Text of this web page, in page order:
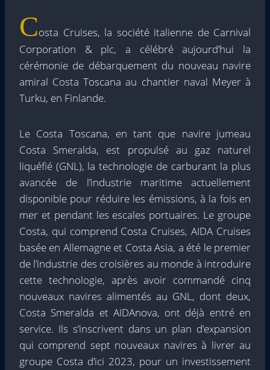
Costa Cruises, la société italienne de Carnival
Corporation & plc, a célébré aujourd’hui la
cérémonie de débarquement du nouveau navire
amiral Costa Toscana au chantier naval Meyer à
Turku, en Finlande.
Le Costa Toscana, en tant que navire jumeau
Costa Smeralda, est propulsé au gaz naturel
liquéfié (GNL), la technologie de carburant la plus
avancée de l’industrie maritime actuellement
disponible pour réduire les émissions, à la fois en
mer et pendant les escales portuaires. Le groupe
Costa, qui comprend Costa Cruises, AIDA Cruises
basée en Allemagne et Costa Asia, a été le premier
de l’industrie des croisières au monde à introduire
cette technologie, après avoir commandé cinq
nouveaux navires alimentés au GNL, dont deux,
Costa Smeralda et AIDAnova, ont déjà entré en
service. Ils s’inscrivent dans un plan d’expansion
qui comprend sept nouveaux navires à livrer au
groupe Costa d’ici 2023, pour un investissement